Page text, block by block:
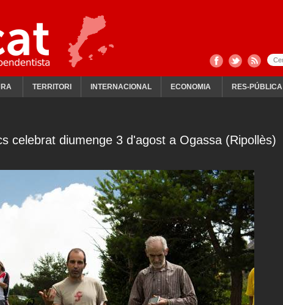
TERRITORI INTERNACIONAL ECONOMIA RES-PÚBLICA
celebrat diumenge 3 d'agost a Ogassa (Ripollès)